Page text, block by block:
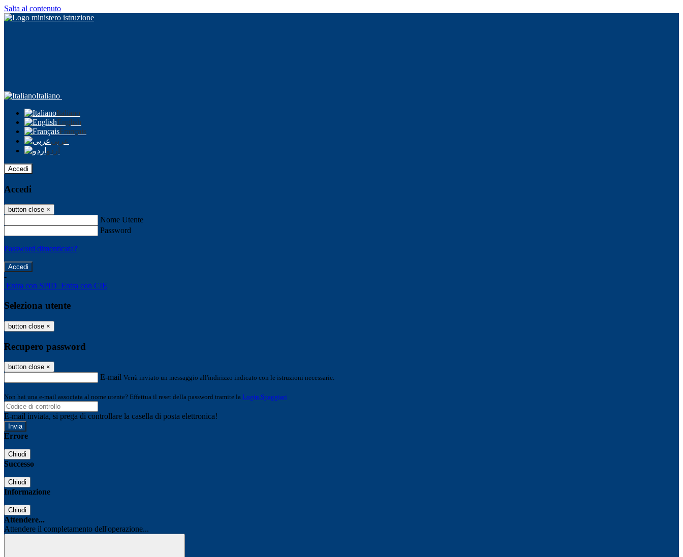
Salta al contenuto
Italiano
Italiano
English
Français
عربى
اردو
Accedi
Accedi
button close ×
Nome Utente
Password
Password dimenticata?
-
Entra con SPID Entra con CIE
Seleziona utente
button close ×
Recupero password
button close ×
E-mail Verrà inviato un messaggio all'indirizzo indicato con le istruzioni necessarie.
Non hai una e-mail associata al nome utente? Effettua il reset della password tramite la Login Spaggiari
E-mail inviata, si prega di controllare la casella di posta elettronica!
Errore
Chiudi
Successo
Chiudi
Informazione
Chiudi
Attendere...
Attendere il completamento dell'operazione...